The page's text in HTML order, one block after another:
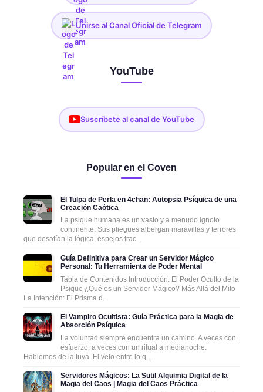
Unirse al Canal Oficial de Telegram
YouTube
Suscríbete al canal de YouTube
Popular en el Coven
El Tulpa de Perla en 4chan: Autopsia Psíquica de una
Creación Caótica
La psique humana es un vasto y a menudo ignoto
continente. Sus pliegues albergan maravillas y terrores
que desafían la lógica, espejos frac...
Guía Definitiva para Crear un Servidor Mágico
Personal: Tu Herramienta de Poder Mental
Tabla de Contenidos Introducción: El Poder Oculto de la
Psique ¿Qué es un Servidor Mágico? Más Allá del Mito
La Intención: El Prisma d...
El Vampiro Ocultista: Guía Práctica para la Magia de
Absorción Psíquica
La voluntad siempre encuentra un camino. A veces con
esfuerzo, a veces con un ritual a medianoche.
Hablemos de la tuya. El velo entre lo q...
Servidores Mágicos: La Sutil Alquimia Digital de la
Magia del Caos | Magia del Caos Práctica